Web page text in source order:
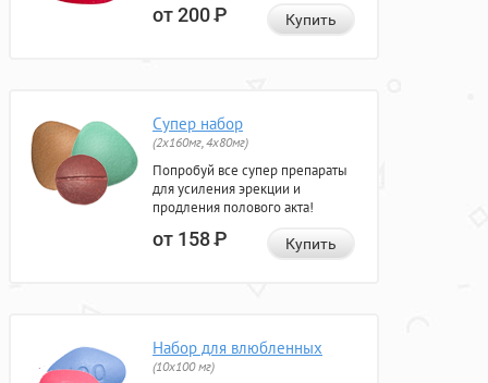
от 200Р Купить
Супер набор
(2х160мг, 4х80мг)
Попробуй все супер препараты
для усиления эрекции и
продления полового акта!
от 158Р Купить
Набор для влюбленных
(10х100 мг)